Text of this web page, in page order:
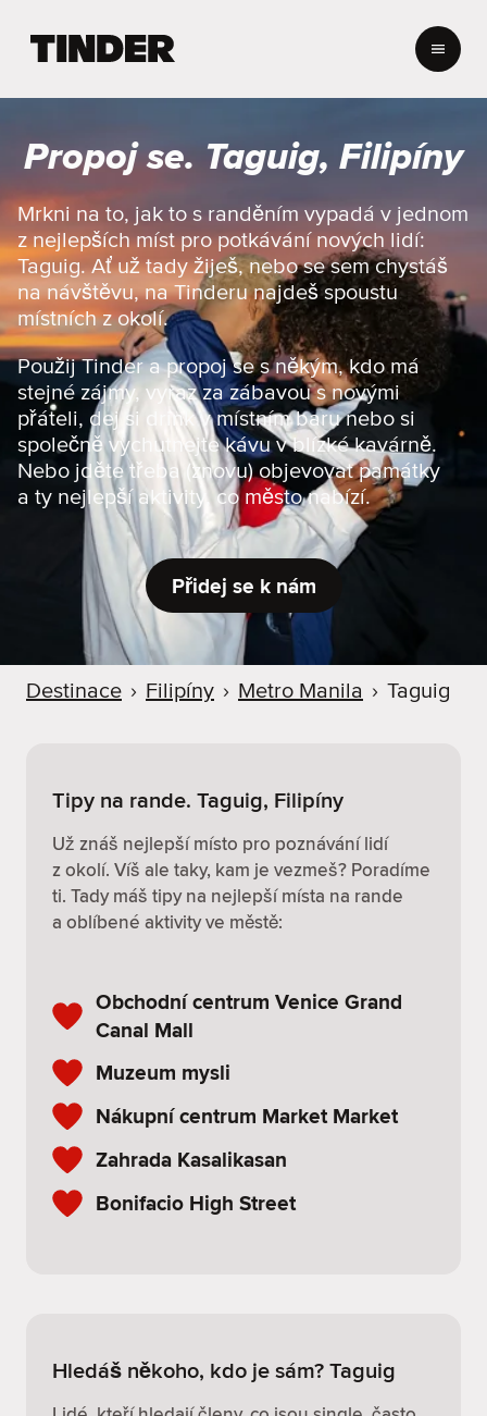
s
á
t
r
á
n
k
a
T
i
n
d
e
r
u
Propoj se. Taguig, Filipíny
Mrkni na to, jak to s randěním vypadá v jednom
z nejlepších míst pro potkávání nových lidí:
Taguig. Ať už tady žiješ, nebo se sem chystáš
na návštěvu, na Tinderu najdeš spoustu
místních z okolí.
Použij Tinder a propoj se s někým, kdo má
stejné zájmy, vyraz za zábavou s novými
přáteli, dej si drink v místním baru nebo si
společně vychutnejte kávu v blízké kavárně.
Nebo jděte třeba (znovu) objevovat památky
a ty nejlepší aktivity, co město nabízí.
Přidej se k nám
Destinace › Filipíny › Metro Manila › Taguig
Tipy na rande. Taguig, Filipíny
Už znáš nejlepší místo pro poznávání lidí
z okolí. Víš ale taky, kam je vezmeš? Poradíme
ti. Tady máš tipy na nejlepší místa na rande
a oblíbené aktivity ve městě:
Obchodní centrum Venice Grand
Canal Mall
Muzeum mysli
Nákupní centrum Market Market
Zahrada Kasalikasan
Bonifacio High Street
Hledáš někoho, kdo je sám? Taguig